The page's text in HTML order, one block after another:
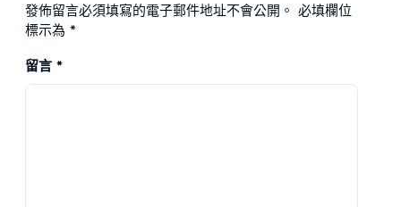
發佈留言必須填寫的電子郵件地址不會公開。 必填欄位
標示為 *
留言 *